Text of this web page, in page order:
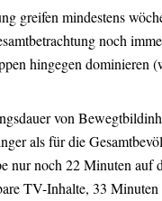
greifen mindestens
noch
hingegen dominieren
von
als für die
nur noch 22 Minuten auf
TV-Inhalte, 33